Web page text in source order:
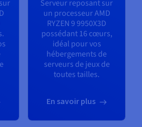
Serveur reposant sur
un processeurAMD
RYZEN 9 9950X3D
possédant16 cœurs,
idéal pour vos
hébergements de
serveurs de jeux de
toutes tailles.
En savoir plus